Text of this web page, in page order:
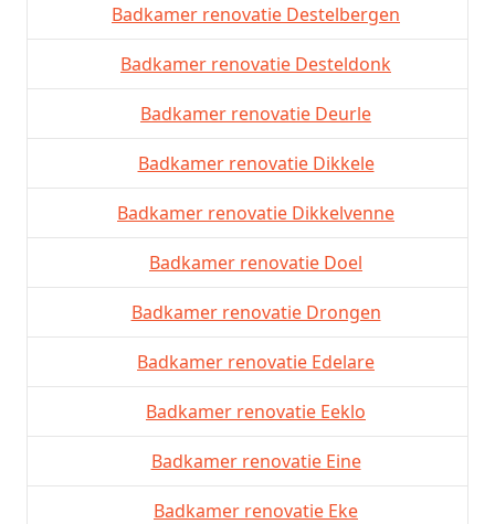
Badkamer renovatie Destelbergen
Badkamer renovatie Desteldonk
Badkamer renovatie Deurle
Badkamer renovatie Dikkele
Badkamer renovatie Dikkelvenne
Badkamer renovatie Doel
Badkamer renovatie Drongen
Badkamer renovatie Edelare
Badkamer renovatie Eeklo
Badkamer renovatie Eine
Badkamer renovatie Eke